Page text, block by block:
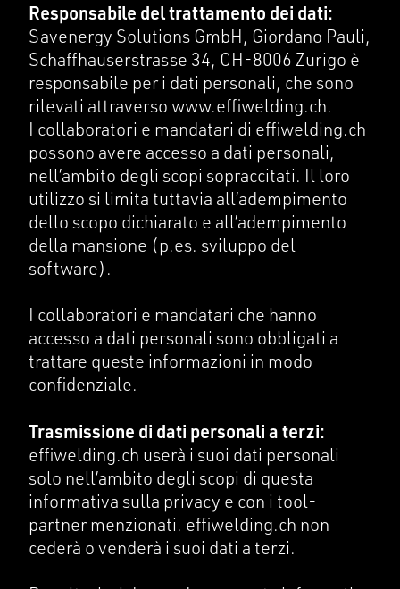
Responsabile del trattamento dei dati:
Savenergy Solutions GmbH, Giordano Pauli,
Schaffhauserstrasse 34, CH-8006 Zurigo è
responsabile per i dati personali, che sono
rilevati attraverso www.effiwelding.ch.
I collaboratori e mandatari di effiwelding.ch
possono avere accesso a dati personali,
nell’ambito degli scopi sopraccitati. Il loro
utilizzo si limita tuttavia all’adempimento
dello scopo dichiarato e all’adempimento
della mansione (p.es. sviluppo del
software).
I collaboratori e mandatari che hanno
accesso a dati personali sono obbligati a
trattare queste informazioni in modo
confidenziale.
Trasmissione di dati personali a terzi:
effiwelding.ch userà i suoi dati personali
solo nell’ambito degli scopi di questa
informativa sulla privacy e con i tool-
partner menzionati. effiwelding.ch non
cederà o venderà i suoi dati a terzi.